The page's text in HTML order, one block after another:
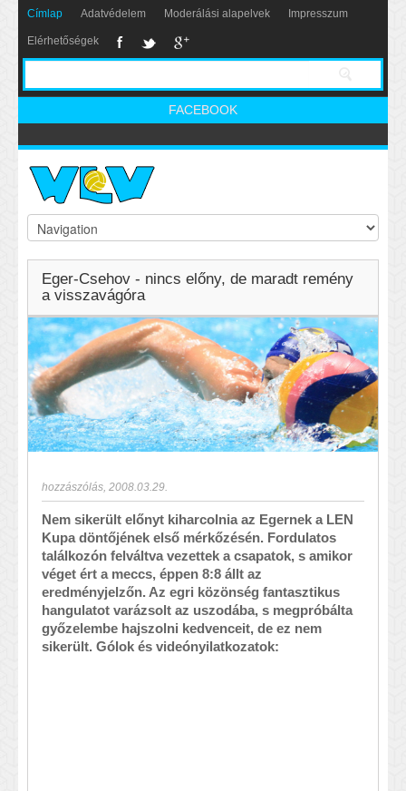
Címlap Adatvédelem Moderálási alapelvek Impresszum
Elérhetőségek
FACEBOOK
Eger-Csehov - nincs előny, de maradt remény
a visszavágóra
hozzászólás 2008.03.29.
Nem sikerült előnyt kiharcolnia az Egernek a LEN
Kupa döntőjének első mérkőzésén. Fordulatos
találkozón felváltva vezettek a csapatok, s amikor
véget ért a meccs, éppen 8:8 állt az
eredményjelzőn. Az egri közönség fantasztikus
hangulatot varázsolt az uszodába, s megpróbálta
győzelembe hajszolni kedvenceit, de ez nem
sikerült. Gólok és videónyilatkozatok: